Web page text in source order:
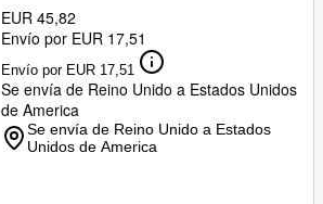
EUR 45,82
Envío por EUR 17,51
Envío por EUR 17,51
Se envía de Reino Unido a Estados Unidos
de America
Se envía de Reino Unido a Estados
Unidos de America